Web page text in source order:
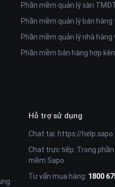
responsive, template có sự
bảng, ảnh sản phẩm hiển thị
website leo top Google
hướng mượt mà, dễ dàng di
giúp tiết kiệm thời gian, tăng
Phần mềm quản lý sàn
Phần mềm quản lý bán hàng
Phần mềm quản lý nhà hàng
Phần mềm bán hàng hợp
Hỗ trợ sử dụng
Chat tại: https://
Chat trực tiếp: Trong phần
mềm Sapo
Tư vấn mua hàng: 1800